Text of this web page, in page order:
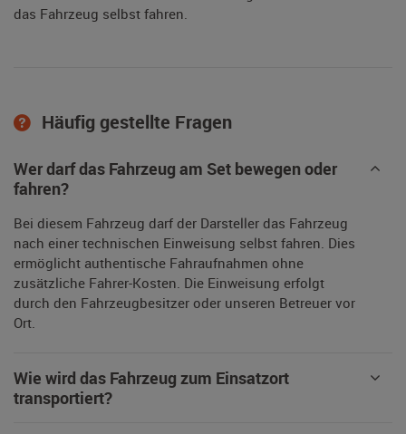
das Fahrzeug selbst fahren.
Häufig gestellte Fragen
Wer darf das Fahrzeug am Set bewegen oder
fahren?
Bei diesem Fahrzeug darf der Darsteller das Fahrzeug
nach einer technischen Einweisung selbst fahren. Dies
ermöglicht authentische Fahraufnahmen ohne
zusätzliche Fahrer-Kosten. Die Einweisung erfolgt
durch den Fahrzeugbesitzer oder unseren Betreuer vor
Ort.
Wie wird das Fahrzeug zum Einsatzort
transportiert?